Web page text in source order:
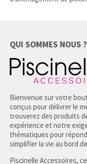
QUI SOMMES NOUS ?
Bienvenue sur votre
conçus pour délivrer le
trouverez des produits
expérience et notre
thématiques pour
simplifier la vie au bord de
Piscinelle Accessoires,